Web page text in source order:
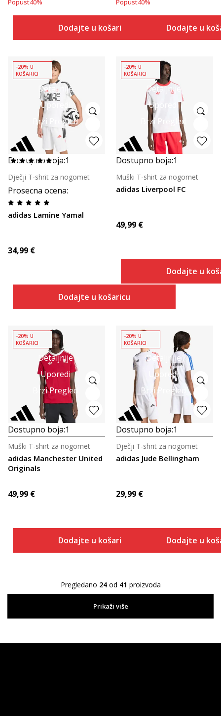
Popust40%
Dodajte u košaricu
Popust40%
Dodajte u
Detaljnije
Uporedi
Brzi Pregled
-20% U
KOŠARICI
Dostupno boja:1
Prosecna ocena:
adidas Lamine Yamal
Dječji T-shrit za nogomet
34,99 €
Dodajte u košaricu
Detaljnije
Uporedi
Brzi Pregled
-20% U
KOŠARICI
Dostupno boja:1
adidas Liverpool FC
Muški T-shirt za nogomet
49,99 €
Dodajte u
Detaljnije
Uporedi
Brzi Pregled
-20% U
KOŠARICI
Dostupno boja:1
adidas Manchester United
Originals
Muški T-shirt za nogomet
49,99 €
Dodajte u košaricu
Detaljnije
Uporedi
Brzi Pregled
-20% U
KOŠARICI
Dostupno boja:1
adidas Jude Bellingham
Dječji T-shrit za nogomet
29,99 €
Dodajte u
Pregledano 24od 41 proizvoda
Prikaži više